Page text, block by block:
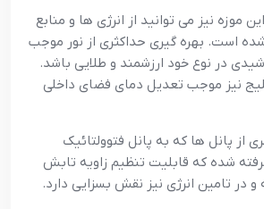
موزه نیز می توانید از انرژی ها و منابع
است. بهره گیری حداکثری از نور موجب
در نوع خود ارزشمند و طلایی باشد.
نیز موجب تعدیل دمای فضای داخلی
از پانل ها که به پانل فتوولتائیک
شده که قابلیت تنظیم زاویه تابش
و در تامین انرژی نیز نقش بسزایی دارد.